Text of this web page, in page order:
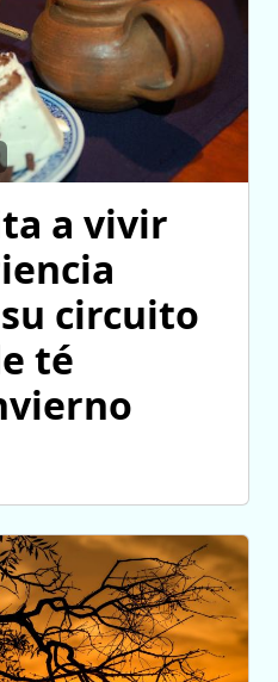
a vivir
circuito
té